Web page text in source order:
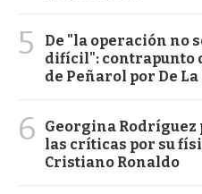
5
De "la operación no
difícil": contrapunto
de Peñarol por De La
6
Georgina Rodríguez
las críticas por su
Cristiano Ronaldo